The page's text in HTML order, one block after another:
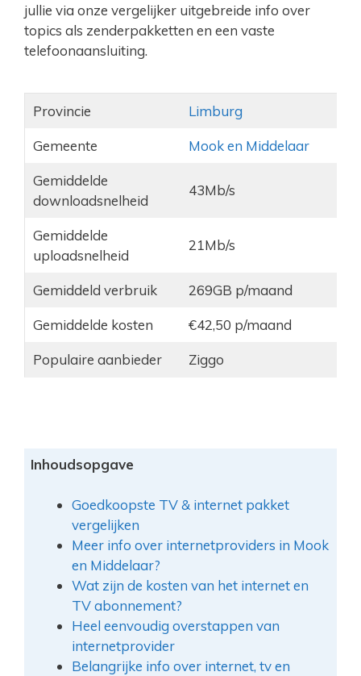
jullie via onze vergelijker uitgebreide info over
topics als zenderpakketten en een vaste
telefoonaansluiting.
Provincie Limburg
Gemeente Mook en Middelaar
Gemiddelde
downloadsnelheid
43Mb/s
Gemiddelde
uploadsnelheid
21Mb/s
Gemiddeld verbruik 269GB p/maand
Gemiddelde kosten €42,50 p/maand
Populaire aanbieder Ziggo
Inhoudsopgave
Goedkoopste TV & internet pakket
vergelijken
Meer info over internetproviders in Mook
en Middelaar?
Wat zijn de kosten van het internet en
TV abonnement?
Heel eenvoudig overstappen van
internetprovider
Belangrijke info over internet, tv en